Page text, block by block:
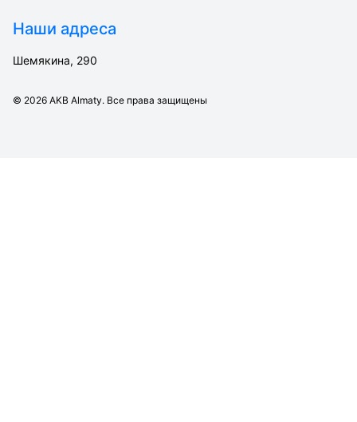
Наши адреса
Шемякина, 290
© 2026 AKB Almaty. Все права защищены